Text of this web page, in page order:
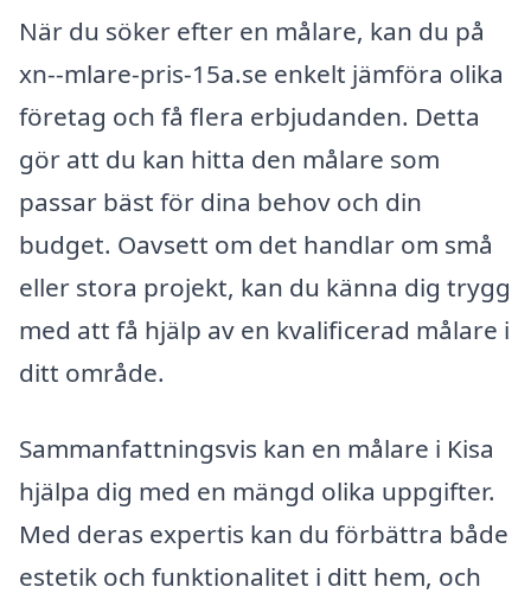
När du söker efter en målare, kan du på
xn--mlare-pris-15a.se enkelt jämföra olika
företag och få flera erbjudanden. Detta
gör att du kan hitta den målare som
passar bäst för dina behov och din
budget. Oavsett om det handlar om små
eller stora projekt, kan du känna dig trygg
med att få hjälp av en kvalificerad målare i
ditt område.
Sammanfattningsvis kan en målare i Kisa
hjälpa dig med en mängd olika uppgifter.
Med deras expertis kan du förbättra både
estetik och funktionalitet i ditt hem, och